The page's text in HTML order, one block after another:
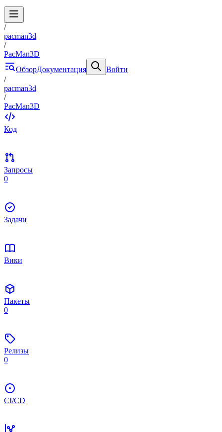
/
pacman3d
/
PacMan3D
ОбзорДокументация
Войти
/
pacman3d
/
PacMan3D
Код
Запросы
0
Задачи
Вики
Пакеты
0
Релизы
0
CI/CD